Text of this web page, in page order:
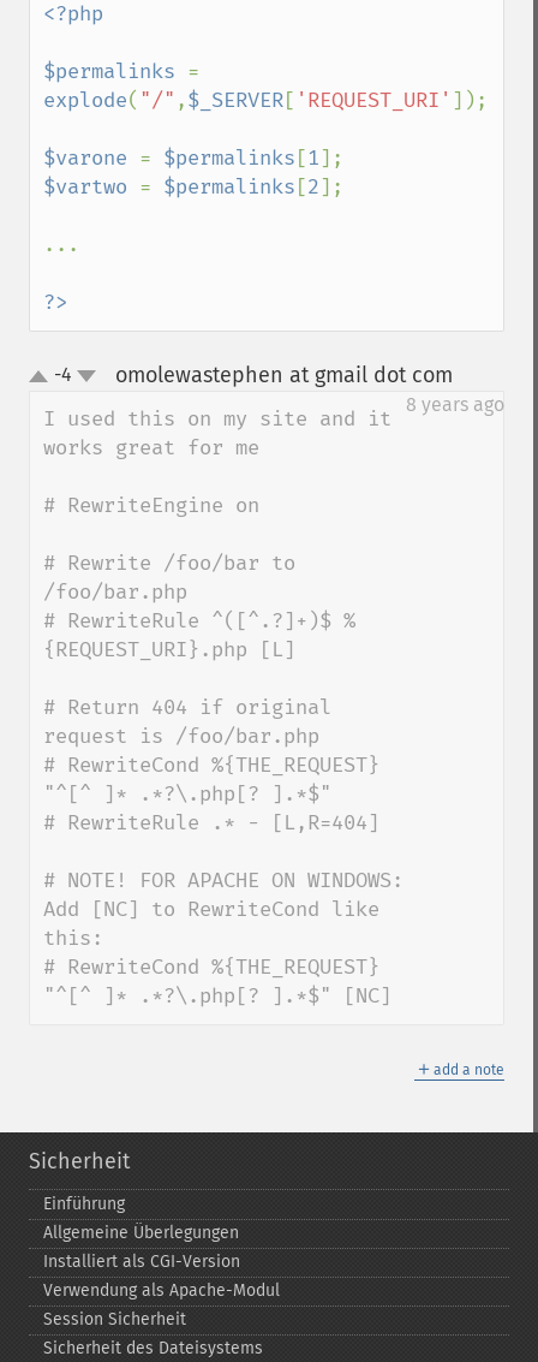
<?php
$permalinks
explode( "/" ,$_SERVER[ 'REQUEST_URI' ]);
$varone = $permalinks [1
$vartwo = $permalinks [2];
...
?>
up-4 omolewastephen at gmail dot com
8 years ago
I used this on my site and it
works great for me
# RewriteEngine on
# Rewrite /foo/bar to
/foo/bar.php
# RewriteRule ^([^.?]+)$ %
{REQUEST_URI}.php [L]
# Return 404 if original
request is /foo/bar.php
# RewriteCond %{THE_REQUEST}
"^[^ ]* .*?\.php[? ].*$"
# RewriteRule .* - [L,R=404]
# NOTE! FOR APACHE ON WINDOWS:
Add [NC] to RewriteCond like
this:
# RewriteCond %{THE_REQUEST}
"^[^ ]* .*?\.php[? ].*$" [NC]
＋ add a note
Sicherheit
Einführung
Allgemeine Überlegungen
Installiert als CGI-​Version
Verwendung als Apache-​Modul
Session Sicherheit
Sicherheit des Dateisystems